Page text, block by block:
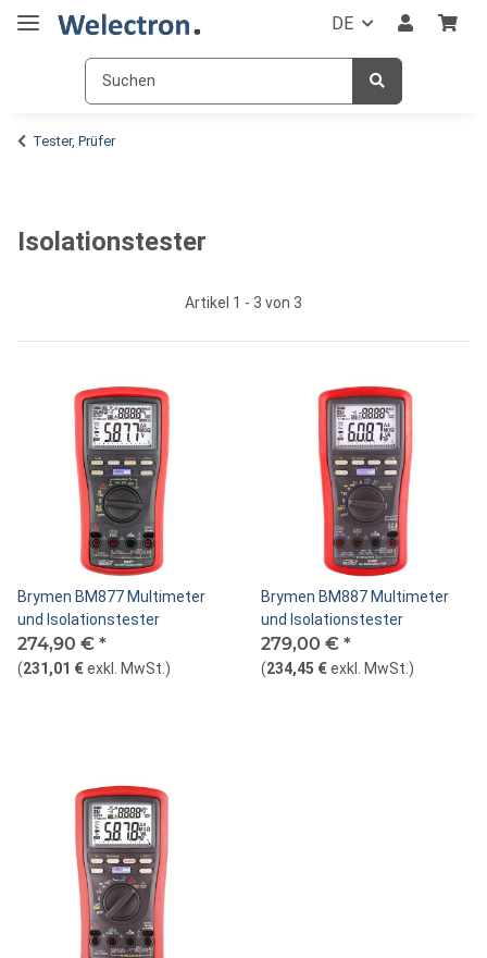
DE
Tester, Prüfer
Isolationstester
Artikel 1 - 3 von 3
Brymen BM877 Multimeter
und Isolationstester
274,90 € *
(231,01 €exkl. MwSt. )
Brymen BM887 Multimeter
und Isolationstester
279,00 € *
(234,45 €exkl. MwSt. )